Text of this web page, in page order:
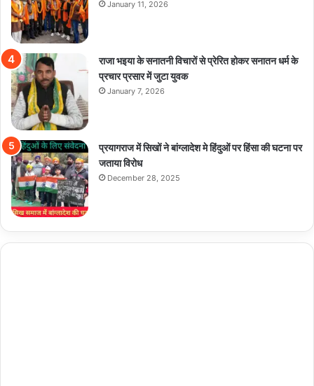
January 11, 2026
राजा भइया के सनातनी विचारों से प्रेरित होकर सनातन धर्म के
प्रचार प्रसार में जुटा युवक
January 7, 2026
प्रयागराज में सिखों ने बांग्लादेश मे हिंदुओं पर हिंसा की घटना पर
जताया विरोध
December 28, 2025